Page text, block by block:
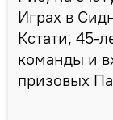
Играх в
Кстати, 45-
команды и
призовых